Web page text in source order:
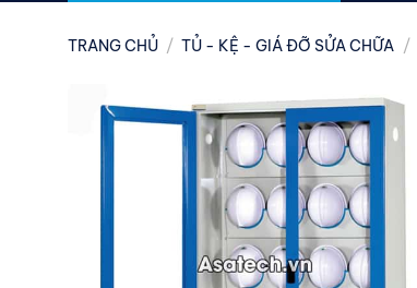
TRANG CHỦ / TỦ - KỆ - GIÁ ĐỠ SỬA CHỮA /